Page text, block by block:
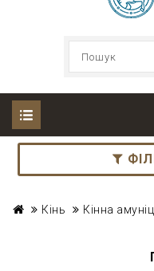
Кінь Кінна